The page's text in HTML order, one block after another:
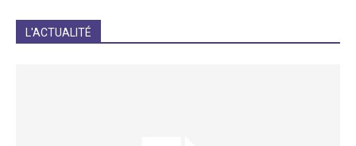
L'ACTUALITÉ